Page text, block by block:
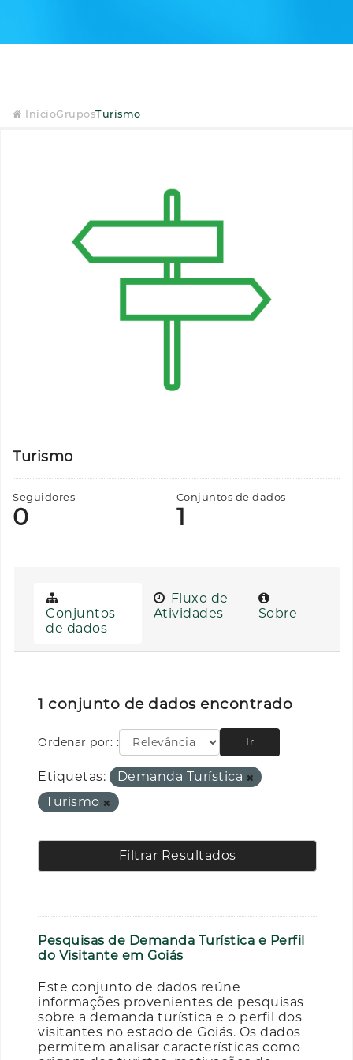
InícioGruposTurismo
Turismo
Seguidores
0
Conjuntos de dados
1
Conjuntos
de dados
Fluxo de
Atividades
Sobre
1 conjunto de dados encontrado
Ordenar por: Ir
Etiquetas:
Demanda Turística
Turismo
Filtrar Resultados
Pesquisas de Demanda Turística e Perfil
do Visitante em Goiás
Este conjunto de dados reúne
informações provenientes de pesquisas
sobre a demanda turística e o perfil dos
visitantes no estado de Goiás. Os dados
permitem analisar características como